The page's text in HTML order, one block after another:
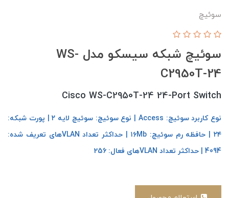
سوئیچ
سوئیچ شبکه سیسکو مدل WS-
C2950T-24
Cisco WS-C2950T-24 24-Port Switch
نوع کاربرد سوئیچ: Access | نوع سوئیچ: سوئیچ لایه ۲ | پورت شبکه:
۲۴ | حافظه رم سوئیچ: ۱۶Mb |
حداکثر تعداد VLANهای تعریف شده:
4094 | حداکثر تعداد VLANهای فعال: 256